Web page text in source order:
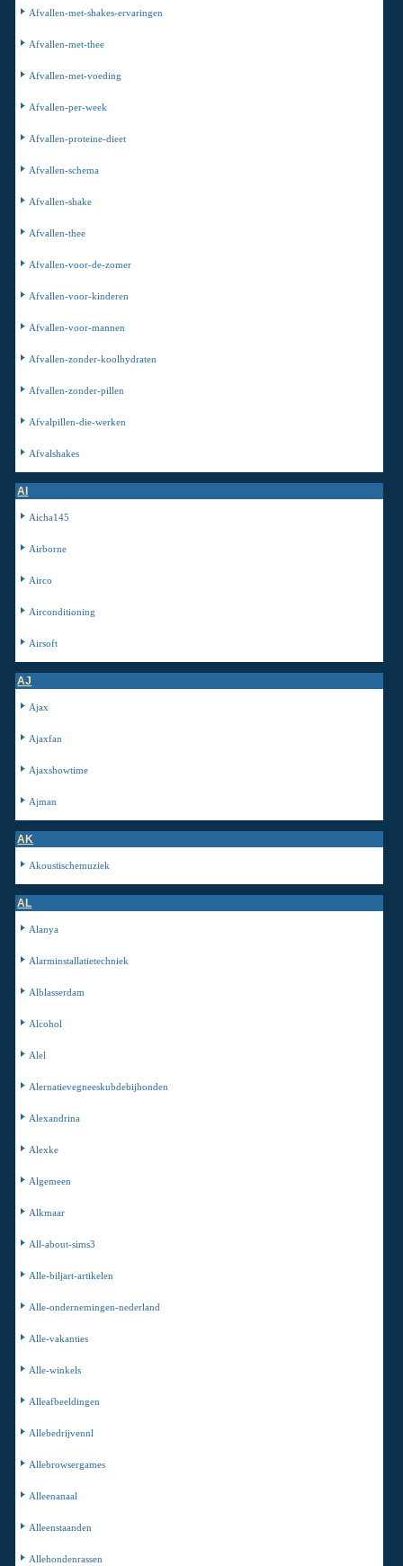
Afvallen-met-shakes-ervaringen
Afvallen-met-thee
Afvallen-met-voeding
Afvallen-per-week
Afvallen-proteine-dieet
Afvallen-schema
Afvallen-shake
Afvallen-thee
Afvallen-voor-de-zomer
Afvallen-voor-kinderen
Afvallen-voor-mannen
Afvallen-zonder-koolhydraten
Afvallen-zonder-pillen
Afvalpillen-die-werken
Afvalshakes
AI
Aicha145
Airborne
Airco
Airconditioning
Airsoft
AJ
Ajax
Ajaxfan
Ajaxshowtime
Ajman
AK
Akoustischemuziek
AL
Alanya
Alarminstallatietechniek
Alblasserdam
Alcohol
Alel
Alernatievegneeskubdebijhonden
Alexandrina
Alexke
Algemeen
Alkmaar
All-about-sims3
Alle-biljart-artikelen
Alle-ondernemingen-nederland
Alle-vakanties
Alle-winkels
Alleafbeeldingen
Allebedrijvennl
Allebrowsergames
Alleenanaal
Alleenstaanden
Allehondenrassen